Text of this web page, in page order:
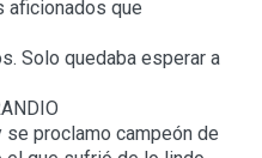
aficionados que
Solo quedaba esperar a
proclamo campeón de